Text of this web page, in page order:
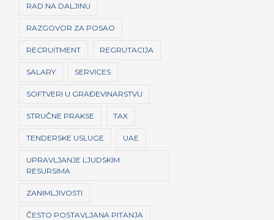
RAD NA DALJINU
RAZGOVOR ZA POSAO
RECRUITMENT REGRUTACIJA
SALARY SERVICES
SOFTVERI U GRAĐEVINARSTVU
STRUČNE PRAKSE TAX
TENDERSKE USLUGE UAE
UPRAVLJANJE LJUDSKIM
RESURSIMA
ZANIMLJIVOSTI
ČESTO POSTAVLJANA PITANJA